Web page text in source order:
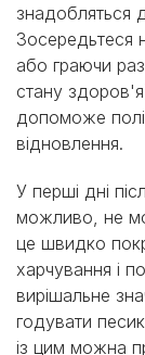
знадобляться
Зосередьтеся
або граючи
стану
допоможе
відновлення.
У перші дні
можливо, не
це швидко
харчування і
вирішальне
годувати
із цим можна